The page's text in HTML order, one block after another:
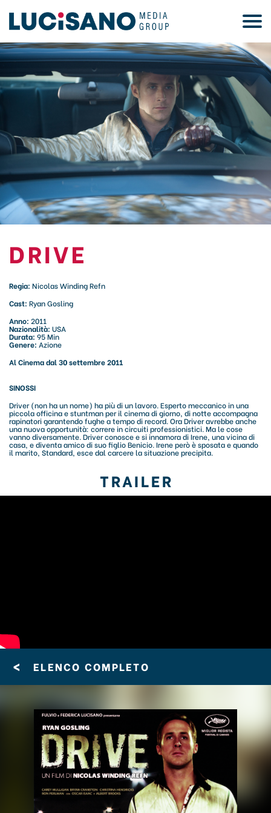
DRIVE
Regia: Nicolas Winding Refn
Cast: Ryan Gosling
Anno: 2011
Nazionalità: USA
Durata: 95 Min
Genere: Azione
Al Cinema dal 30 settembre 2011
SINOSSI
Driver (non ha un nome) ha più di un lavoro. Esperto meccanico in una
piccola officina e stuntman per il cinema di giorno, di notte accompagna
rapinatori garantendo fughe a tempo di record. Ora Driver avrebbe anche
una nuova opportunità: correre in circuiti professionistici. Ma le cose
vanno diversamente. Driver conosce e si innamora di Irene, una vicina di
casa, e diventa amico di suo figlio Benicio. Irene però è sposata e quando
il marito, Standard, esce dal carcere la situazione precipita.
TRAILER
< ELENCO COMPLETO